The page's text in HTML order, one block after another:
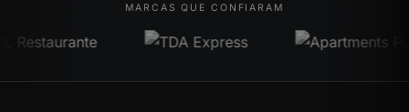
MARCAS QUE CONFIARAM